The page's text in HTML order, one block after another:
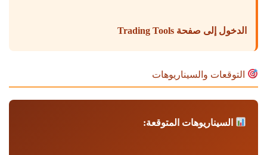
الدخول إلى صفحة Trading Tools
التوقعات والسيناريوهات
السيناريوهات المتوقعة: